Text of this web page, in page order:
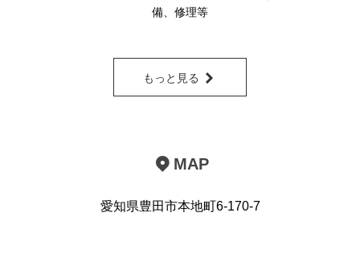
備、修理等
もっと見る
MAP
愛知県豊田市本地町6-170-7